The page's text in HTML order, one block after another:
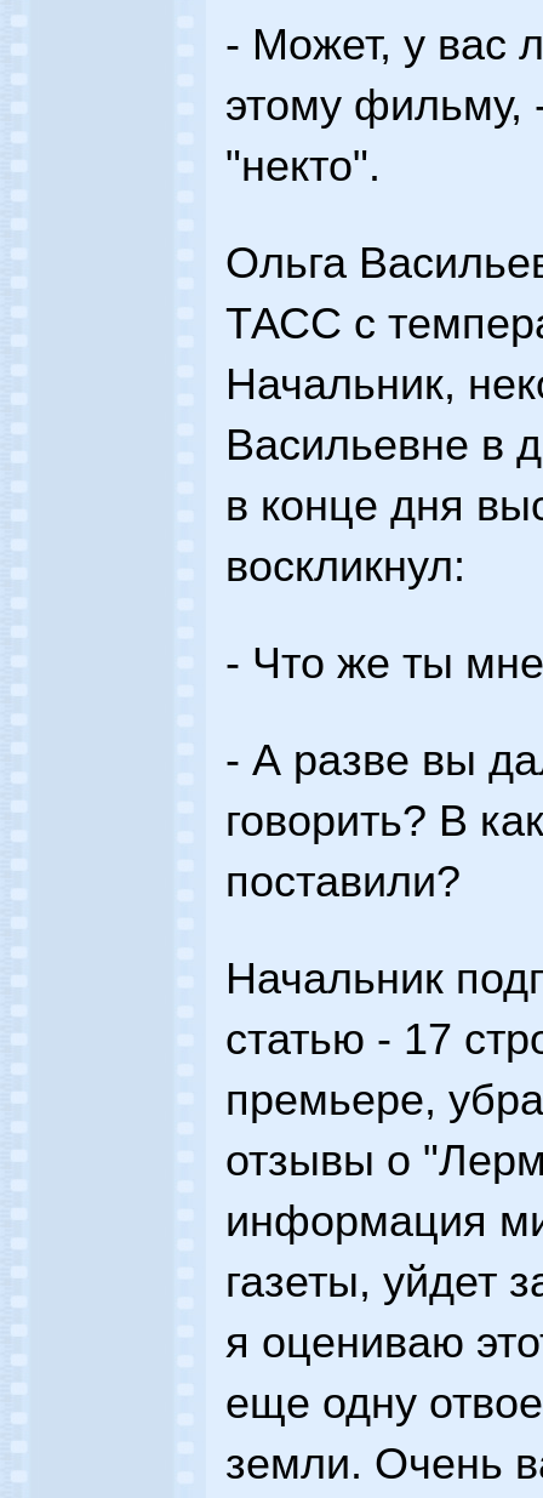
- Может, у вас
этому фильму,
"некто".
Ольга
ТАСС с
Начальник,
Васильевне в
в конце дня
воскликнул:
- Что же ты
- А разве вы
говорить? В
поставили?
Начальник
статью - 17
премьере,
отзывы о
информация
газеты, уйдет
я оцениваю
еще одну
земли. Очень